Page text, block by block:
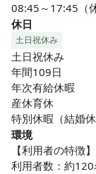
08:45～17:45（
休日
土日祝休み
土日祝休み
年間109日
年次有給休暇
産休育休
特別休暇（結婚
環境
【利用者の特徴】
利用者数：約120